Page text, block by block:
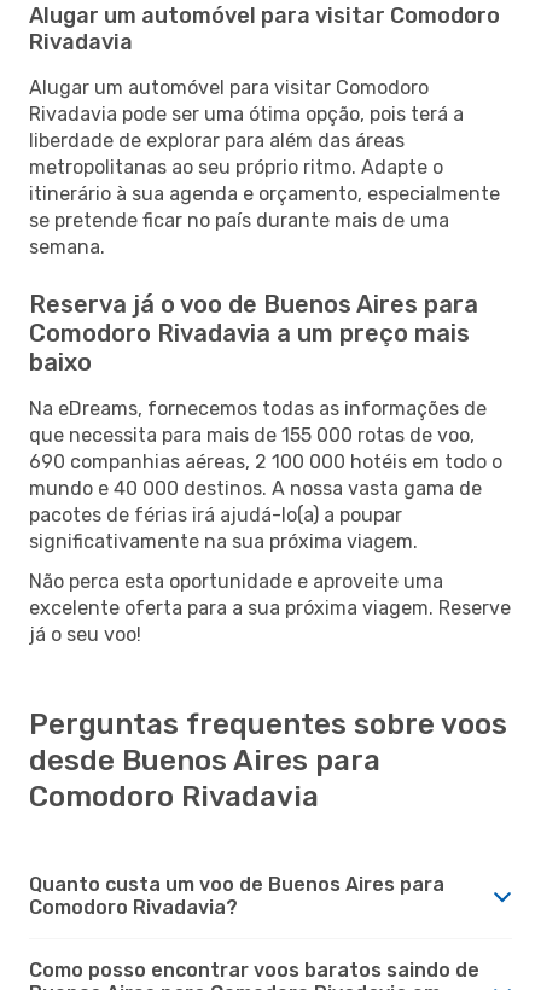
Alugar um automóvel para visitar Comodoro
Rivadavia
Alugar um automóvel para visitar Comodoro
Rivadavia pode ser uma ótima opção, pois terá a
liberdade de explorar para além das áreas
metropolitanas ao seu próprio ritmo. Adapte o
itinerário à sua agenda e orçamento, especialmente
se pretende ficar no país durante mais de uma
semana.
Reserva já o voo de Buenos Aires para
Comodoro Rivadavia a um preço mais
baixo
Na eDreams, fornecemos todas as informações de
que necessita para mais de 155 000 rotas de voo,
690 companhias aéreas, 2 100 000 hotéis em todo o
mundo e 40 000 destinos. A nossa vasta gama de
pacotes de férias irá ajudá-lo(a) a poupar
significativamente na sua próxima viagem.
Não perca esta oportunidade e aproveite uma
excelente oferta para a sua próxima viagem. Reserve
já o seu voo!
Perguntas frequentes sobre voos
desde Buenos Aires para
Comodoro Rivadavia
Quanto custa um voo de Buenos Aires para
Comodoro Rivadavia?
Como posso encontrar voos baratos saindo de